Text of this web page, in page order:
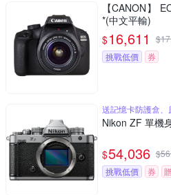
【CANON】
*(中文平輸)
$16,611 $
挑戰低價
券
送記憶卡防護盒
Nikon ZF 單機
$54,036 $
挑戰低價
券